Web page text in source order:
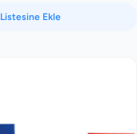
Ekle